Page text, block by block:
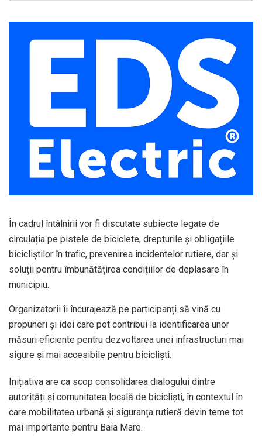
În cadrul întâlnirii vor fi discutate subiecte legate de
circulația pe pistele de biciclete, drepturile și obligațiile
bicicliștilor în trafic, prevenirea incidentelor rutiere, dar și
soluții pentru îmbunătățirea condițiilor de deplasare în
municipiu.
Organizatorii îi încurajează pe participanți să vină cu
propuneri și idei care pot contribui la identificarea unor
măsuri eficiente pentru dezvoltarea unei infrastructuri mai
sigure și mai accesibile pentru bicicliști.
Inițiativa are ca scop consolidarea dialogului dintre
autorități și comunitatea locală de bicicliști, în contextul în
care mobilitatea urbană și siguranța rutieră devin teme tot
mai importante pentru Baia Mare.